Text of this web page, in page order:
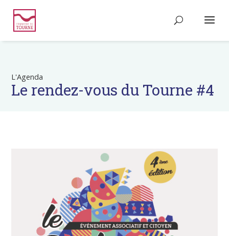
L'Agenda
Le rendez-vous du Tourne #4